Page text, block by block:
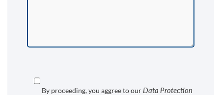
By proceeding, you aggree to our Data Protection